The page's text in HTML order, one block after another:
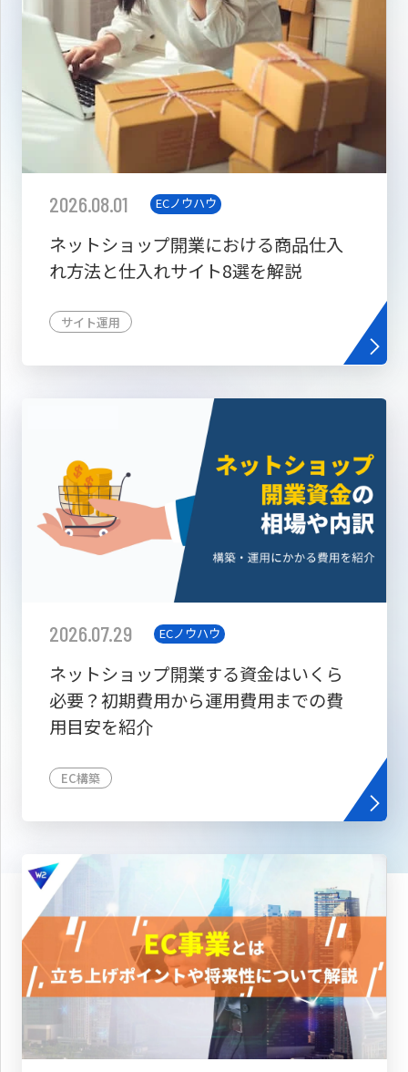
2026.08.01 ECノウハウ
ネットショップ開業における商品仕入
れ方法と仕入れサイト8選を解説
サイト運用
2026.07.29 ECノウハウ
ネットショップ開業する資金はいくら
必要？初期費用から運用費用までの費
用目安を紹介
EC構築